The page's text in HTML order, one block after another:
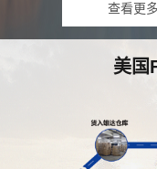
查看更多
美国